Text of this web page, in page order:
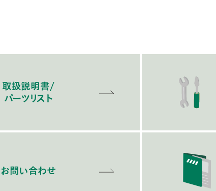
取扱説明書/
パーツリスト
お問い合わせ